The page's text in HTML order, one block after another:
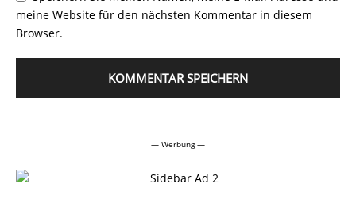
meine Website für den nächsten Kommentar in diesem
Browser.
— Werbung —